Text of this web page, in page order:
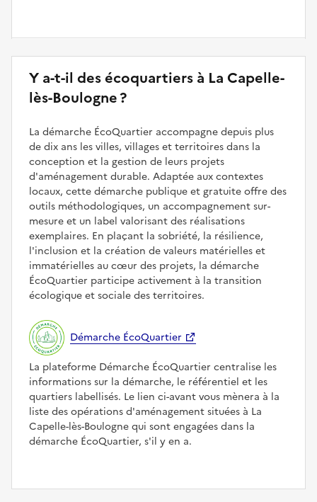
Y a-t-il des écoquartiers à La Capelle-
lès-Boulogne ?
La démarche ÉcoQuartier accompagne depuis plus
de dix ans les villes, villages et territoires dans la
conception et la gestion de leurs projets
d'aménagement durable. Adaptée aux contextes
locaux, cette démarche publique et gratuite offre des
outils méthodologiques, un accompagnement sur-
mesure et un label valorisant des réalisations
exemplaires. En plaçant la sobriété, la résilience,
l'inclusion et la création de valeurs matérielles et
immatérielles au cœur des projets, la démarche
ÉcoQuartier participe activement à la transition
écologique et sociale des territoires.
Démarche ÉcoQuartier
La plateforme Démarche ÉcoQuartier centralise les
informations sur la démarche, le référentiel et les
quartiers labellisés. Le lien ci-avant vous mènera à la
liste des opérations d'aménagement situées à La
Capelle-lès-Boulogne qui sont engagées dans la
démarche ÉcoQuartier, s'il y en a.